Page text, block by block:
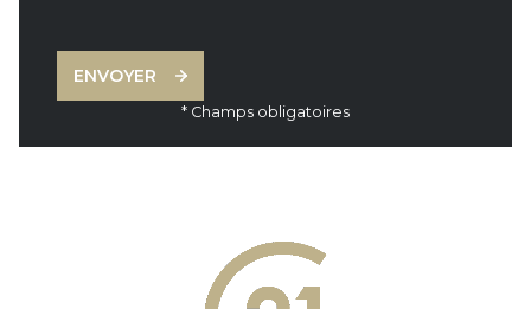
ENVOYER
* Champs obligatoires